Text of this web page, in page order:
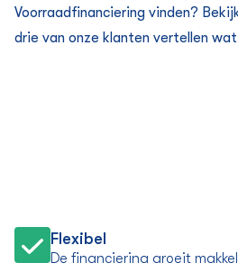
Voorraadfinanciering vinden?
drie van onze klanten vertellen
Flexibel
De financiering groeit